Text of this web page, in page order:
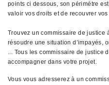
points ci dessous, son périmètre
valoir vos droits et de recouvrer
Trouvez un commissaire de justice
résoudre une situation d’impayés,
... Tous les commissaire de justice
accompagner dans votre projet.
Vous vous adresserez à un